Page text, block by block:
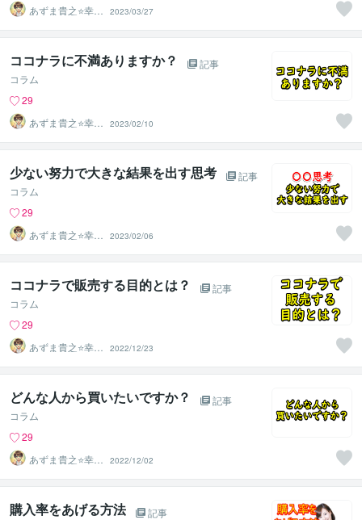
あずま貴之⭐幸せ
自分軸の生き方
育成コーチ
2023/03/27
ココナラに不満ありますか？
記事
コラム
29
あずま貴之⭐幸せ
自分軸の生き方
育成コーチ
2023/02/10
少ない努力で大きな結果を出す思考
記事
コラム
29
あずま貴之⭐幸せ
自分軸の生き方
育成コーチ
2023/02/06
ココナラで販売する目的とは？
記事
コラム
29
あずま貴之⭐幸せ
自分軸の生き方
育成コーチ
2022/12/23
どんな人から買いたいですか？
記事
コラム
29
あずま貴之⭐幸せ
自分軸の生き方
育成コーチ
2022/12/02
購入率をあげる方法
記事